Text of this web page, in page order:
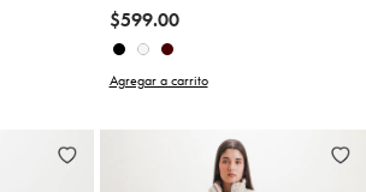
$599.00
Agregar a carrito